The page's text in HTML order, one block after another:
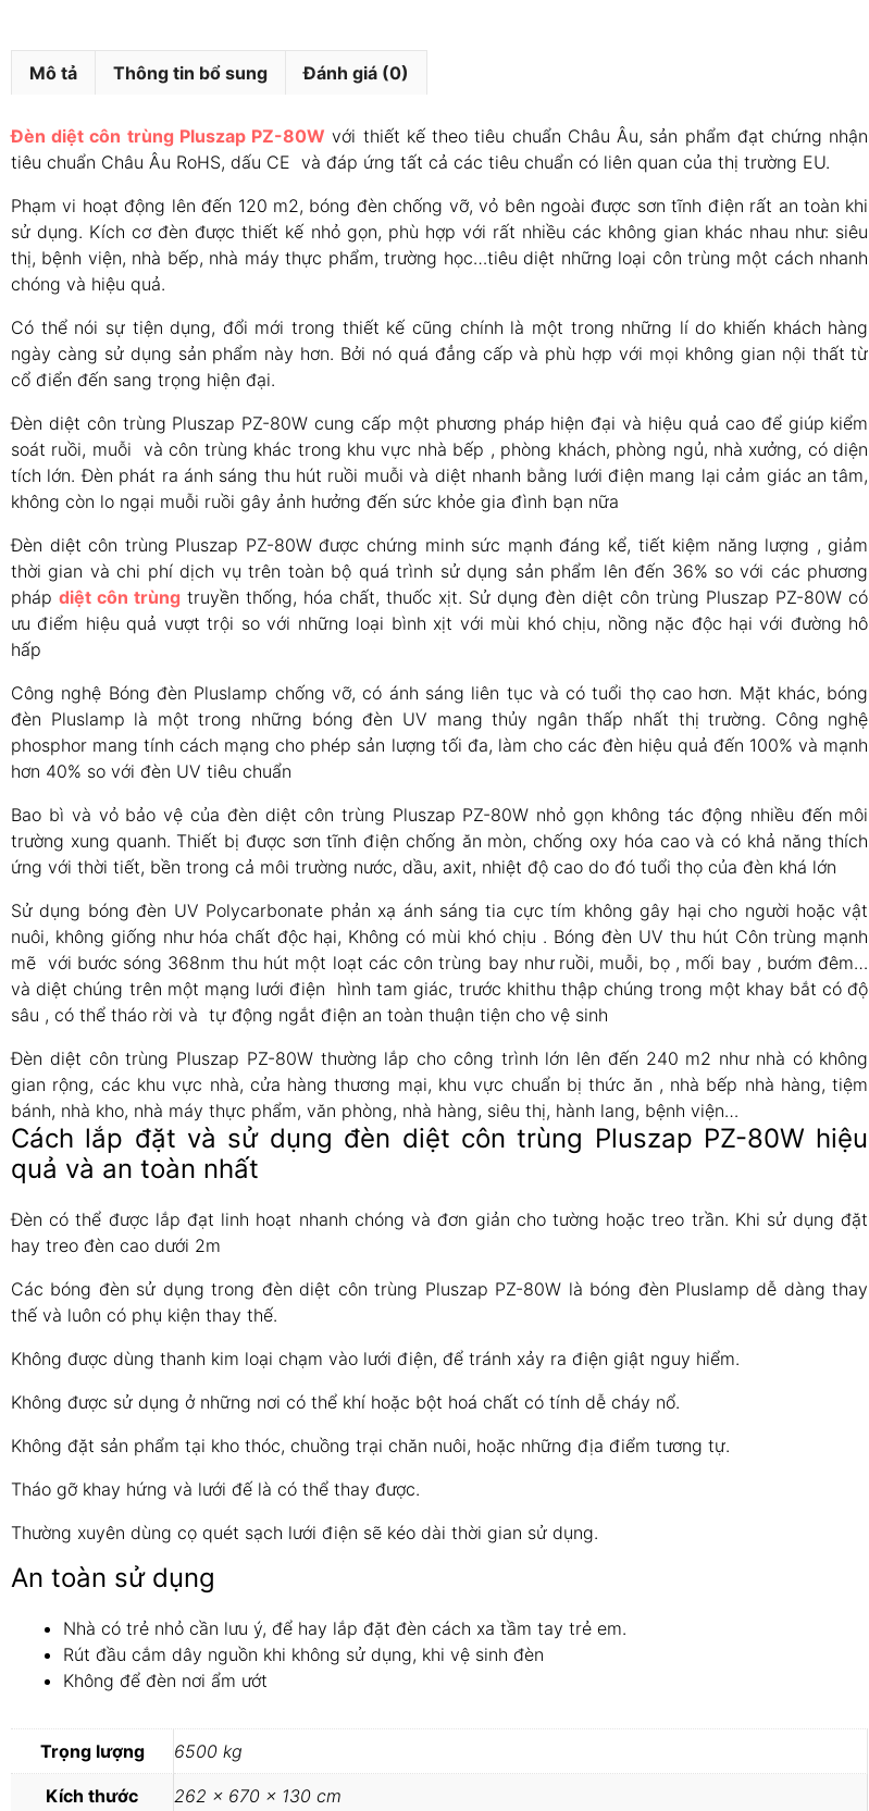
Mô tả Thông tin bổ sung Đánh giá (0)
Đèn diệt côn trùng Pluszap PZ-80W với thiết kế theo tiêu chuẩn Châu Âu, sản phẩm đạt chứng nhận
tiêu chuẩn Châu Âu RoHS, dấu CE và đáp ứng tất cả các tiêu chuẩn có liên quan của thị trường EU.
Phạm vi hoạt động lên đến 120 m2, bóng đèn chống vỡ, vỏ bên ngoài được sơn tĩnh điện rất an toàn khi
sử dụng. Kích cơ đèn được thiết kế nhỏ gọn, phù hợp với rất nhiều các không gian khác nhau như: siêu
thị, bệnh viện, nhà bếp, nhà máy thực phẩm, trường học…tiêu diệt những loại côn trùng một cách nhanh
chóng và hiệu quả.
Có thể nói sự tiện dụng, đổi mới trong thiết kế cũng chính là một trong những lí do khiến khách hàng
ngày càng sử dụng sản phẩm này hơn. Bởi nó quá đẳng cấp và phù hợp với mọi không gian nội thất từ
cổ điển đến sang trọng hiện đại.
Đèn diệt côn trùng Pluszap PZ-80W cung cấp một phương pháp hiện đại và hiệu quả cao để giúp kiểm
soát ruồi, muỗi và côn trùng khác trong khu vực nhà bếp , phòng khách, phòng ngủ, nhà xưởng, có diện
tích lớn. Đèn phát ra ánh sáng thu hút ruồi muỗi và diệt nhanh bằng lưới điện mang lại cảm giác an tâm,
không còn lo ngại muỗi ruồi gây ảnh hưởng đến sức khỏe gia đình bạn nữa
Đèn diệt côn trùng Pluszap PZ-80W được chứng minh sức mạnh đáng kể, tiết kiệm năng lượng , giảm
thời gian và chi phí dịch vụ trên toàn bộ quá trình sử dụng sản phẩm lên đến 36% so với các phương
phápdiệt côn trùng truyền thống, hóa chất, thuốc xịt. Sử dụng đèn diệt côn trùng Pluszap PZ-80W có
ưu điểm hiệu quả vượt trội so với những loại bình xịt với mùi khó chịu, nồng nặc độc hại với đường hô
hấp
Công nghệ Bóng đèn Pluslamp chống vỡ, có ánh sáng liên tục và có tuổi thọ cao hơn. Mặt khác, bóng
đèn Pluslamp là một trong những bóng đèn UV mang thủy ngân thấp nhất thị trường. Công nghệ
phosphor mang tính cách mạng cho phép sản lượng tối đa, làm cho các đèn hiệu quả đến 100% và mạnh
hơn 40% so với đèn UV tiêu chuẩn
Bao bì và vỏ bảo vệ của đèn diệt côn trùng Pluszap PZ-80W nhỏ gọn không tác động nhiều đến môi
trường xung quanh. Thiết bị được sơn tĩnh điện chống ăn mòn, chống oxy hóa cao và có khả năng thích
ứng với thời tiết, bền trong cả môi trường nước, dầu, axit, nhiệt độ cao do đó tuổi thọ của đèn khá lớn
Sử dụng bóng đèn UV Polycarbonate phản xạ ánh sáng tia cực tím không gây hại cho người hoặc vật
nuôi, không giống như hóa chất độc hại, Không có mùi khó chịu . Bóng đèn UV thu hút Côn trùng mạnh
mẽ với bước sóng 368nm thu hút một loạt các côn trùng bay như ruồi, muỗi, bọ , mối bay , bướm đêm…
và diệt chúng trên một mạng lưới điện hình tam giác, trước khithu thập chúng trong một khay bắt có độ
sâu , có thể tháo rời và tự động ngắt điện an toàn thuận tiện cho vệ sinh
Đèn diệt côn trùng Pluszap PZ-80W thường lắp cho công trình lớn lên đến 240 m2 như nhà có không
gian rộng, các khu vực nhà, cửa hàng thương mại, khu vực chuẩn bị thức ăn , nhà bếp nhà hàng, tiệm
bánh, nhà kho, nhà máy thực phẩm, văn phòng, nhà hàng, siêu thị, hành lang, bệnh viện…
Cách lắp đặt và sử dụng đèn diệt côn trùng Pluszap PZ-80W hiệu
quả và an toàn nhất
Đèn có thể được lắp đạt linh hoạt nhanh chóng và đơn giản cho tường hoặc treo trần. Khi sử dụng đặt
hay treo đèn cao dưới 2m
Các bóng đèn sử dụng trong đèn diệt côn trùng Pluszap PZ-80W là bóng đèn Pluslamp dễ dàng thay
thế và luôn có phụ kiện thay thế.
Không được dùng thanh kim loại chạm vào lưới điện, để tránh xảy ra điện giật nguy hiểm.
Không được sử dụng ở những nơi có thể khí hoặc bột hoá chất có tính dễ cháy nổ.
Không đặt sản phẩm tại kho thóc, chuồng trại chăn nuôi, hoặc những địa điểm tương tự.
Tháo gỡ khay hứng và lưới đế là có thể thay được.
Thường xuyên dùng cọ quét sạch lưới điện sẽ kéo dài thời gian sử dụng.
An toàn sử dụng
Nhà có trẻ nhỏ cần lưu ý, để hay lắp đặt đèn cách xa tầm tay trẻ em.
Rút đầu cắm dây nguồn khi không sử dụng, khi vệ sinh đèn
Không để đèn nơi ẩm ướt
Trọng lượng 6500 kg
Kích thước 262 × 670 × 130 cm